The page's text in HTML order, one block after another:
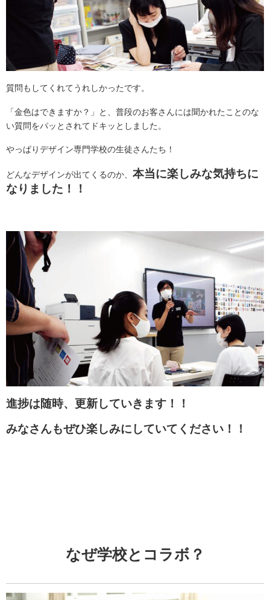
質問もしてくれてうれしかったです。
「金色はできますか？」と、普段のお客さんには聞かれたことのな
い質問をパッとされてドキッとしました。
やっぱりデザイン専門学校の生徒さんたち！
どんなデザインが出てくるのか、 本当に楽しみな気持ちに
なりました！！
進捗は随時、更新していきます！！
みなさんもぜひ楽しみにしていてください！！
なぜ学校とコラボ？